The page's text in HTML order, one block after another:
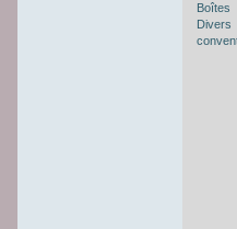
Boîtes
Divers